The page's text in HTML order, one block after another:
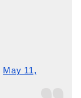
May 11,